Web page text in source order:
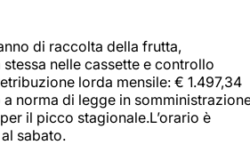
di raccolta della frutta,
nelle cassette e controllo
lorda mensile: € 1.497,34
norma di legge in
il picco stagionale.L’orario è
sabato.